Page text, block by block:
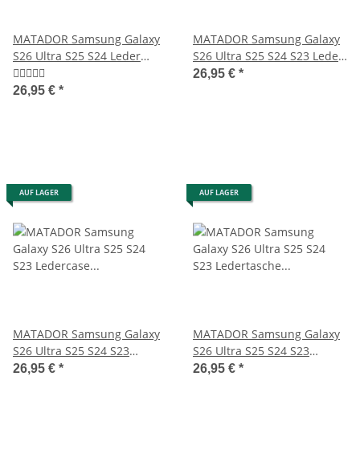
MATADOR Samsung Galaxy
S26 Ultra S25 S24 Leder
Quertasche Braun
26,95 € *
MATADOR Samsung Galaxy
S26 Ultra S25 S24 S23 Leder
Hülle Schwarz
26,95 € *
AUF LAGER
MATADOR Samsung Galaxy
S26 Ultra S25 S24 S23
Ledercase Schwarz
26,95 € *
AUF LAGER
MATADOR Samsung Galaxy
S26 Ultra S25 S24 S23
Ledertasche Schwarz
26,95 € *